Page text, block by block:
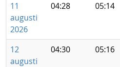
11
augusti
2026
04:28 05:14
12
augusti
04:30 05:16